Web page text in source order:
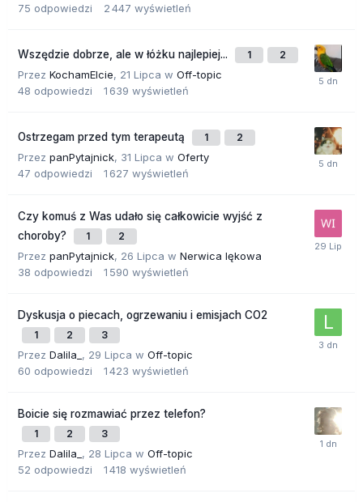
75 odpowiedzi 2 447 wyświetleń
Wszędzie dobrze, ale w łóżku najlepiej... 1 2
Przez KochamElcie, 21 Lipca w Off-topic
48 odpowiedzi 1 639 wyświetleń
Ostrzegam przed tym terapeutą 1 2
Przez panPytajnick, 31 Lipca w Oferty
47 odpowiedzi 1 627 wyświetleń
Czy komuś z Was udało się całkowicie wyjść z
choroby?
1 2
Przez panPytajnick, 26 Lipca w Nerwica lękowa
38 odpowiedzi 1 590 wyświetleń
Dyskusja o piecach, ogrzewaniu i emisjach CO2
1 2 3
Przez Dalila_ , 29 Lipca w Off-topic
60 odpowiedzi 1 423 wyświetleń
Boicie się rozmawiać przez telefon?
1 2 3
Przez Dalila_ , 28 Lipca w Off-topic
52 odpowiedzi 1 418 wyświetleń